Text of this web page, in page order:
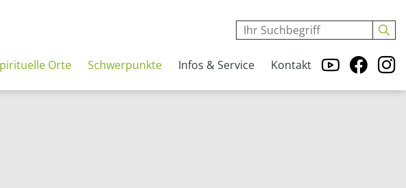
Orte Schwerpunkte Infos & Service Kontakt